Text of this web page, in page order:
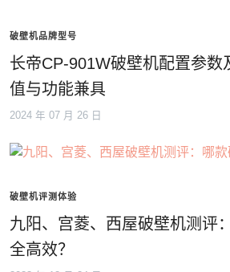
破壁机品牌型号
长帝CP-901W破壁机配置参数
值与功能兼具
2024 年 07 月 26 日
破壁机评测体验
九阳、宫菱、西屋破壁机测评
全高效？